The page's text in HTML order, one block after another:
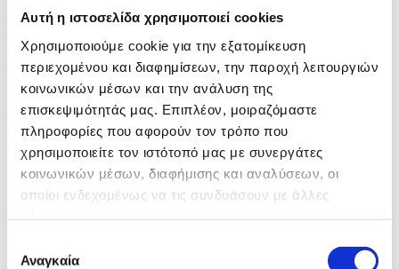
Αυτή η ιστοσελίδα χρησιμοποιεί cookies
Χρησιμοποιούμε cookie για την εξατομίκευση
περιεχομένου και διαφημίσεων, την παροχή λειτουργιών
κοινωνικών μέσων και την ανάλυση της
επισκεψιμότητάς μας. Επιπλέον, μοιραζόμαστε
πληροφορίες που αφορούν τον τρόπο που
χρησιμοποιείτε τον ιστότοπό μας με συνεργάτες
κοινωνικών μέσων, διαφήμισης και αναλύσεων, οι
οποίοι ενδεχομένως να τις συνδυάσουν με άλλες
των υπηρεσιών τους.
συγκατάθεσης
Αναγκαία
Σε επικύρωση και των 4 υποψηφίων για προεδρία
ΕΔΕΚ...
πριν 30 λεπτά
Ο Τραμπ λέει ότι θα προσβάλει στο Ανώτατο την
παύση...